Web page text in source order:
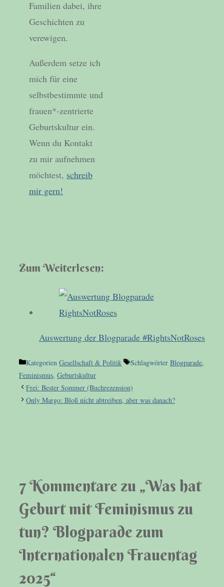
Familien dabei, ihre
Geschichten zu
verewigen.
Außerdem setze ich
mich für eine
selbstbestimmte und
frauen*-zentrierte
Geburtskultur ein.
Wenn du Kontakt
zu mir aufnehmen
möchtest, schreib
mir gern!
Zum Weiterlesen:
Auswertung der Blogparade #RightsNotRoses
Kategorien Gesellschaft & Politik Schlagwörter Blogparade,
Feminismus, Geburtskultur
Frei: Bester Sommer (Buchrezension)
Only Margo: Bloß nicht abtreiben, aber was danach?
7 Kommentare zu „Was hat
Geburt mit Feminismus zu
tun? Blogparade zum
Internationalen Frauentag
2025“